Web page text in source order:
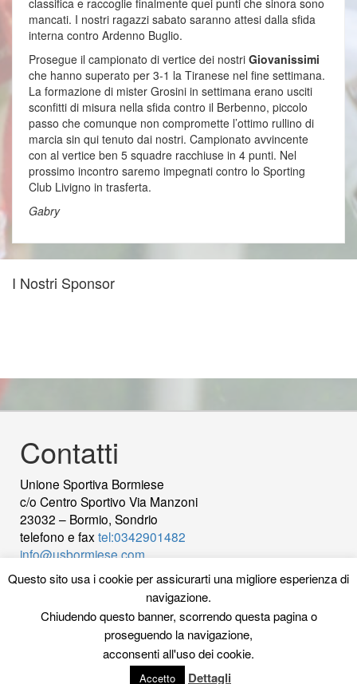
mancati. I nostri ragazzi sabato saranno attesi dalla sfida
interna contro Ardenno Buglio.
Prosegue il campionato di vertice dei nostri Giovanissimi
che hanno superato per 3-1 la Tiranese nel fine settimana.
La formazione di mister Grosini in settimana erano usciti
sconfitti di misura nella sfida contro il Berbenno, piccolo
passo che comunque non compromette l’ottimo rullino di
marcia sin qui tenuto dai nostri. Campionato avvincente
con al vertice ben 5 squadre racchiuse in 4 punti. Nel
prossimo incontro saremo impegnati contro lo Sporting
Club Livigno in trasferta.
Gabry
I Nostri Sponsor
Contatti
Unione Sportiva Bormiese
c/o Centro Sportivo Via Manzoni
23032 – Bormio, Sondrio
telefono e fax tel:0342901482
info@usbormiese.com
P.Iva 00422230144 - C.Fiscale 92000820149
decking Cek Pajak Online Samsat BantenJasa
La Redazione
Privacy Policy Sito
Questo sito usa i cookie per assicurarti una migliore esperienza di
navigazione.
Chiudendo questo banner, scorrendo questa pagina o
proseguendo la navigazione,
acconsenti all'uso dei cookie.
Accetto Dettagli